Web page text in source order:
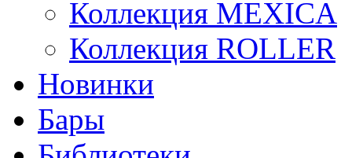
Коллекция MEXICA
Коллекция ROLLER
Новинки
Бары